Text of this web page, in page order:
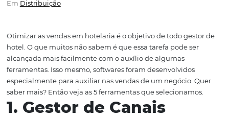
5 ferramentas para
as vendas em hotelaria
EmDistribuição
Otimizar as vendas em hotelaria é o objetivo de todo
hotel. O que muitos não sabem é que essa tarefa pode
alcançada mais facilmente com o auxílio de algumas